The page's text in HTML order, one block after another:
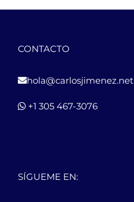
CONTACTO
hola@carlosjimenez.net
+1 305 467-3076
SÍGUEME EN: